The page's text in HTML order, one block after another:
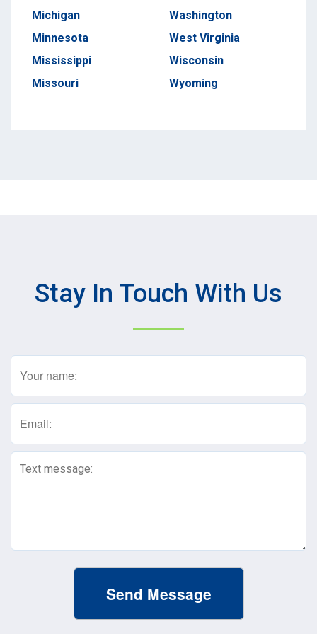
Michigan
Minnesota
Mississippi
Missouri
Washington
West Virginia
Wisconsin
Wyoming
Stay In Touch With Us
Name
Email
Text